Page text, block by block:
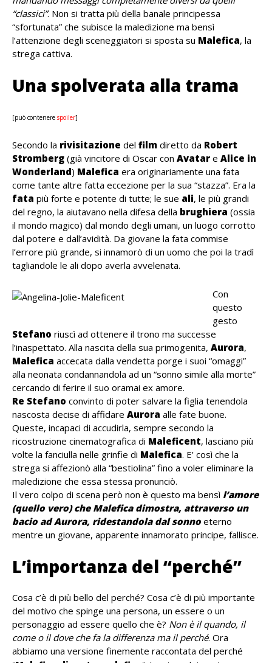
“classici”. Non si tratta più della banale principessa
“sfortunata” che subisce la maledizione ma bensì
l’attenzione degli sceneggiatori si sposta su Malefica, la
strega cattiva.
Una spolverata alla trama
[può contenere spoiler]
Secondo la rivisitazione del film diretto da Robert
Stromberg (già vincitore di Oscar con Avatar e Alice in
Wonderland) Malefica era originariamente una fata
come tante altre fatta eccezione per la sua “stazza”. Era la
fata più forte e potente di tutte; le sue ali, le più grandi
del regno, la aiutavano nella difesa della brughiera (ossia
il mondo magico) dal mondo degli umani, un luogo corrotto
dal potere e dall’avidità. Da giovane la fata commise
l’errore più grande, si innamorò di un uomo che poi la tradì
tagliandole le ali dopo averla avvelenata.
Con
questo
gesto
Stefano riuscì ad ottenere il trono ma successe
l’inaspettato. Alla nascita della sua primogenita, Aurora,
Malefica accecata dalla vendetta porge i suoi “omaggi”
alla neonata condannandola ad un “sonno simile alla morte”
cercando di ferire il suo oramai ex amore.
Re Stefano convinto di poter salvare la figlia tenendola
nascosta decise di affidare Aurora alle fate buone.
Queste, incapaci di accudirla, sempre secondo la
ricostruzione cinematografica di Maleficent, lasciano più
volte la fanciulla nelle grinfie di Malefica. E’ così che la
strega si affezionò alla “bestiolina” fino a voler eliminare la
maledizione che essa stessa pronunciò.
Il vero colpo di scena però non è questo ma bensì l’amore
(quello vero) che Malefica dimostra, attraverso un
bacio ad Aurora, ridestandola dal sonno eterno
mentre un giovane, apparente innamorato principe, fallisce.
L’importanza del “perché”
Cosa c’è di più bello del perché? Cosa c’è di più importante
del motivo che spinge una persona, un essere o un
personaggio ad essere quello che è? Non è il quando, il
come o il dove che fa la differenza ma il perché. Ora
abbiamo una versione finemente raccontata del perché